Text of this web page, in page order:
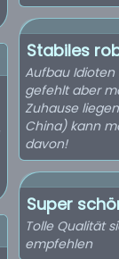
Stabiles
Aufbau Idioten
gefehlt aber
Zuhause
China) kann
davon!
Super
Tolle Qualität
empfehlen